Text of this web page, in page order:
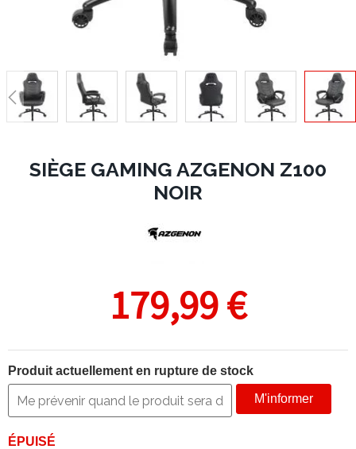
SIÈGE GAMING AZGENON Z100
NOIR
179,99 €
Produit actuellement en rupture de stock
M'informer
ÉPUISÉ